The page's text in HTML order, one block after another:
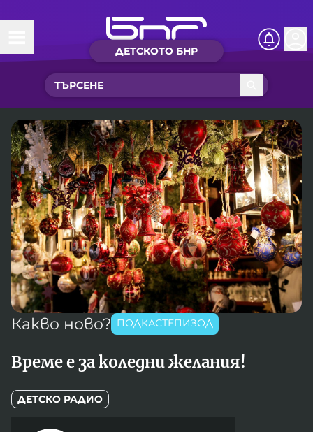
ДЕТСКОТО БНР
Начало
Какво ново?
Рубрики с вълшебства
Детско радио
Чуйте
Новините на детски език
Приказки
Песнички
Искри
Интересен архив
Нашите гости
Фантазирай
Приказки
История на изкуството
Музикална кутийка
Игри
Кои сме ние?
За вас, родители
Какво ново? ПОДКАСТЕПИЗОД
Време е за коледни желания!
ДЕТСКО РАДИО